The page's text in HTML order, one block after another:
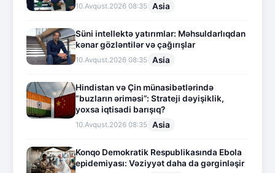
10.Avqust.2026 08:35 Asia
Süni intellektə yatırımlar: Məhsuldarlıqdan
kənar gözləntilər və çağırışlar
10.Avqust.2026 08:35 Asia
Hindistan və Çin münasibətlərində
“buzların əriməsi”: Strateji dəyişiklik,
yoxsa iqtisadi barışıq?
10.Avqust.2026 08:35 Asia
Konqo Demokratik Respublikasında Ebola
epidemiyası: Vəziyyət daha da gərginləşir